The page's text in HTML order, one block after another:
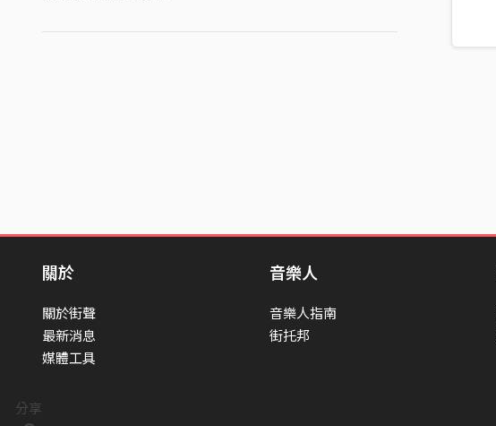
分享
關於
關於街聲
最新消息
媒體工具
音樂人
音樂人指南
街托邦